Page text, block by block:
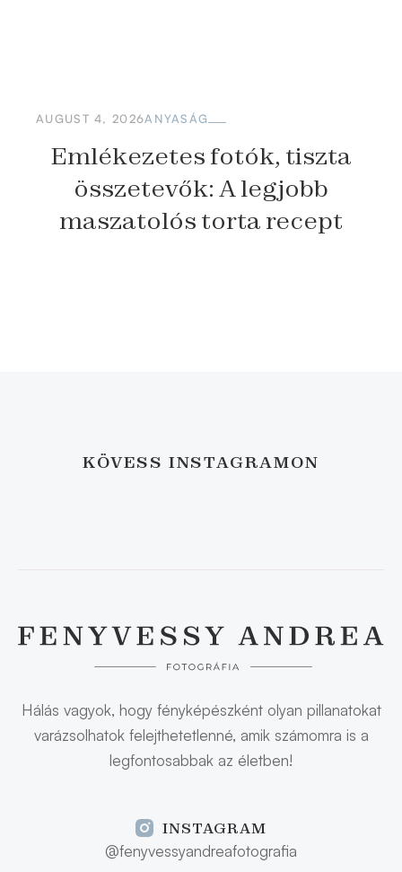
AUGUST 4, 2026ANYASÁG
Emlékezetes fotók, tiszta
összetevők: A legjobb
maszatolós torta recept
KÖVESS INSTAGRAMON
INSTAGRAM
@fenyvessyandreafotografia
Hálás vagyok, hogy fényképészként olyan pillanatokat
varázsolhatok felejthetetlenné, amik számomra is a
legfontosabbak az életben!